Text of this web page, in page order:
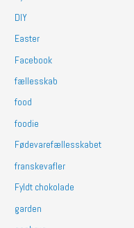
DIY
Easter
Facebook
fællesskab
food
foodie
Fødevarefællesskabet
franskevafler
Fyldt chokolade
garden